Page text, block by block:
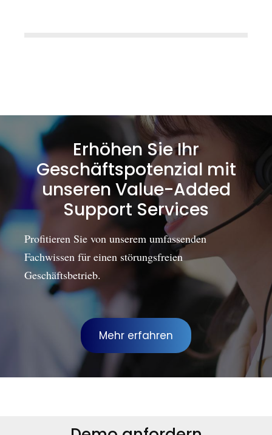
Erhöhen Sie Ihr
Geschäftspotenzial mit
unseren Value-Added
Support Services
Profitieren Sie von unserem umfassenden
Fachwissen für einen störungsfreien
Geschäftsbetrieb.
Mehr erfahren